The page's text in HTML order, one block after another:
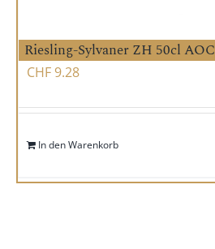
Riesling-Sylvaner ZH 50cl AOC
CHF9.28
In den Warenkorb